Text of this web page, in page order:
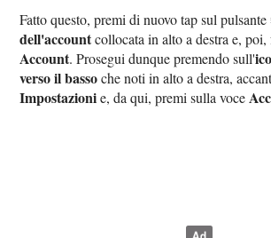
Fatto questo, premi di nuovo tap sul
dell'accountcollocata in alto a destra e, poi,
Account. Prosegui dunque premendo sull'
verso il bassoche noti in alto a destra,
Impostazionie, da qui, premi sulla voce